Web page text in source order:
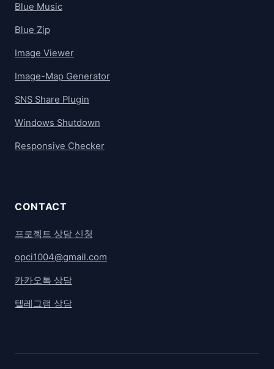
Blue Music
Blue Zip
Image Viewer
Image-Map Generator
SNS Share Plugin
Windows Shutdown
Responsive Checker
CONTACT
프로젝트 상담 신청
opci1004@gmail.com
카카오톡 상담
텔레그램 상담